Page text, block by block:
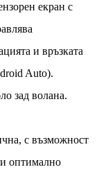
екран с
и връзката
Auto).
зад волана.
с възможност
и оптимално